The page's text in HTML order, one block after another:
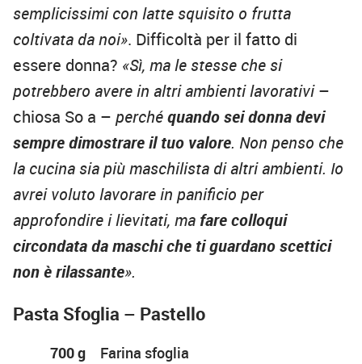
semplicissimi con latte squisito o frutta
coltivata da noi». Difficoltà per il fatto di
essere donna? «Sì, ma le stesse che si
potrebbero avere in altri ambienti lavorativi–
chiosa So a – perchéquando sei donna devi
sempre dimostrare il tuo valore. Non penso che
la cucina sia più maschilista di altri ambienti. Io
avrei voluto lavorare in panificio per
approfondire i lievitati, ma fare colloqui
circondata da maschi che ti guardano scettici
non è rilassante».
Pasta Sfoglia – Pastello
700 g
Farina sfoglia